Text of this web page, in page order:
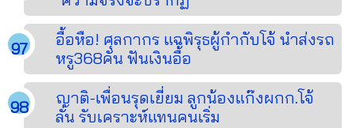
อื้อหือ! ศุลกากร แฉพิรุธผู้กำกับโจ้ นำส่งรถ
หรู368คัน ฟันเงินอื้อ
ญาติ-เพื่อนรุดเยี่ยม ลูกน้องแก๊งผกก.โจ้
ลั่น รับเคราะห์แทนคนเริ่ม